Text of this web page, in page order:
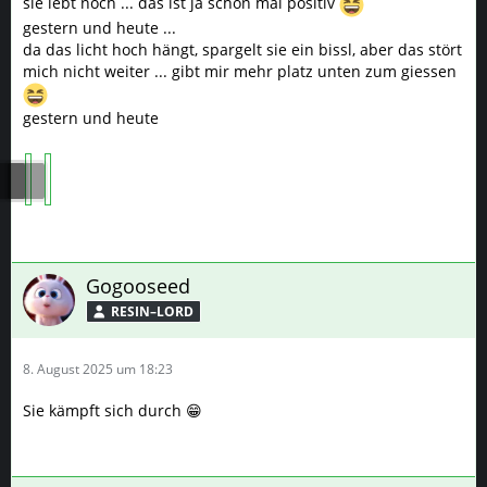
gestern und heute ...
da das licht hoch hängt, spargelt sie ein bissl, aber das stört
mich nicht weiter ... gibt mir mehr platz unten zum giessen
gestern und heute
Gogooseed
RESIN–LORD
8. August 2025 um 18:23
Sie kämpft sich durch 😁